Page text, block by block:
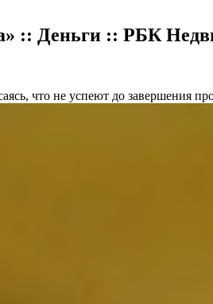
:: Деньги :: РБК
что не успеют до завершения